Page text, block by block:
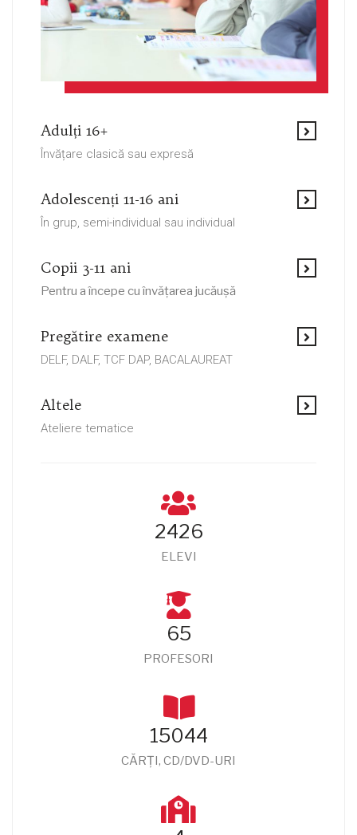
Adulți 16+
Învățare clasică sau expresă
Adolescenți 11-16 ani
În grup, semi-individual sau individual
Copii 3-11 ani
Pentru a începe cu învățarea jucăușă
Pregătire examene
DELF, DALF, TCF DAP, BACALAUREAT
Altele
Ateliere tematice
2426
ELEVI
65
PROFESORI
15044
CĂRȚI, CD/DVD-URI